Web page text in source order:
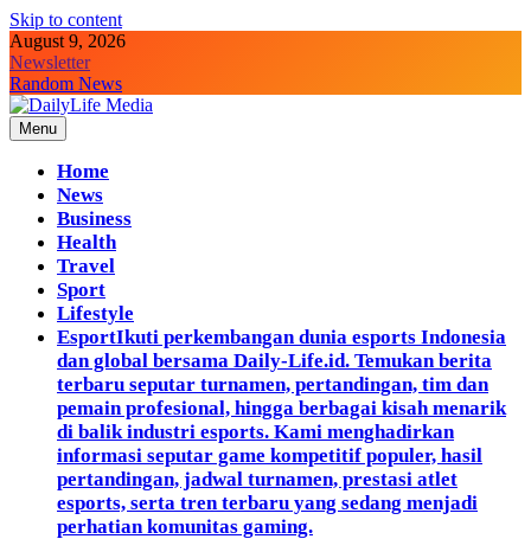
Skip to content
August 9, 2026
Newsletter
Random News
DailyLife Media
Accurate and Reliable News For Your Needs
Menu
Home
News
Business
Health
Travel
Sport
Lifestyle
EsportIkuti perkembangan dunia esports Indonesia
dan global bersama Daily-Life.id. Temukan berita
terbaru seputar turnamen, pertandingan, tim dan
pemain profesional, hingga berbagai kisah menarik
di balik industri esports. Kami menghadirkan
informasi seputar game kompetitif populer, hasil
pertandingan, jadwal turnamen, prestasi atlet
esports, serta tren terbaru yang sedang menjadi
perhatian komunitas gaming.